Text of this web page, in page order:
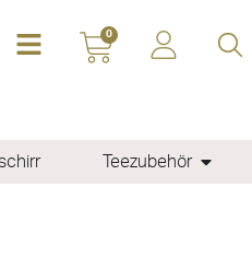
0
Teezubehör